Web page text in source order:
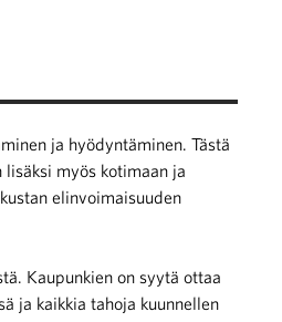
ja hyödyntäminen. Tästä
myös kotimaan ja
elinvoimaisuuden
Kaupunkien on syytä ottaa
ja kaikkia tahoja kuunnellen